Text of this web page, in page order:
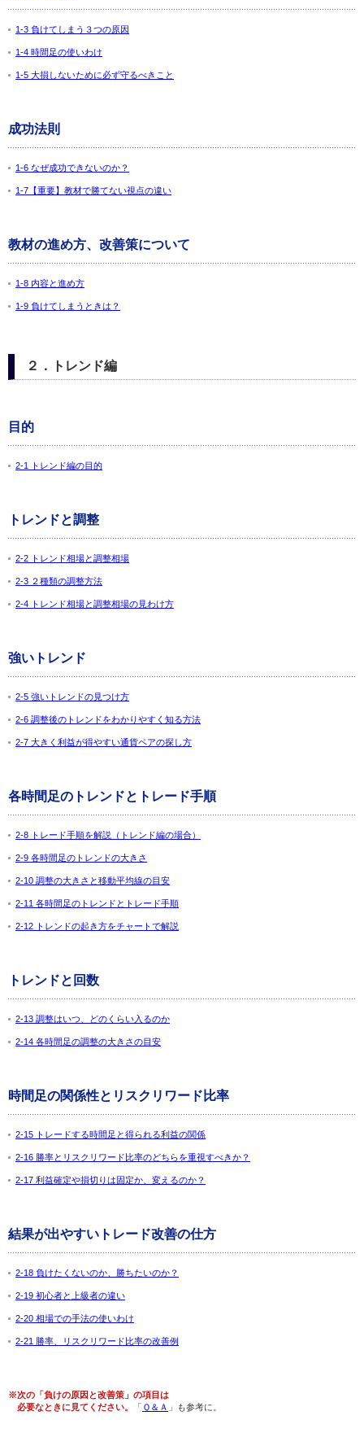
1-3 負けてしまう３つの原因
1-4 時間足の使いわけ
1-5 大損しないために必ず守るべきこと
成功法則
1-6 なぜ成功できないのか？
1-7【重要】教材で勝てない視点の違い
教材の進め方、改善策について
1-8 内容と進め方
1-9 負けてしまうときは？
２．トレンド編
目的
2-1 トレンド編の目的
トレンドと調整
2-2 トレンド相場と調整相場
2-3 ２種類の調整方法
2-4 トレンド相場と調整相場の見わけ方
強いトレンド
2-5 強いトレンドの見つけ方
2-6 調整後のトレンドをわかりやすく知る方法
2-7 大きく利益が得やすい通貨ペアの探し方
各時間足のトレンドとトレード手順
2-8 トレード手順を解説（トレンド編の場合）
2-9 各時間足のトレンドの大きさ
2-10 調整の大きさと移動平均線の目安
2-11 各時間足のトレンドとトレード手順
2-12 トレンドの起き方をチャートで解説
トレンドと回数
2-13 調整はいつ、どのくらい入るのか
2-14 各時間足の調整の大きさの目安
時間足の関係性とリスクリワード比率
2-15 トレードする時間足と得られる利益の関係
2-16 勝率とリスクリワード比率のどちらを重視すべきか？
2-17 利益確定や損切りは固定か、変えるのか？
結果が出やすいトレード改善の仕方
2-18 負けたくないのか、勝ちたいのか？
2-19 初心者と上級者の違い
2-20 相場での手法の使いわけ
2-21 勝率、リスクリワード比率の改善例
※次の「負けの原因と改善策」の項目は
必要なときに見てください。
「 Ｑ＆Ａ 」も参考に。